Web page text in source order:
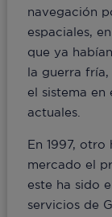
navegación
espaciales,
que ya
la guerra fría,
el sistema en
actuales.
En 1997,
mercado el
este ha sido
servicios de